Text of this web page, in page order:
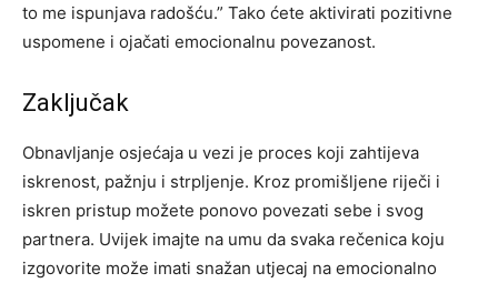
to me ispunjava radošću.” Tako ćete aktivirati pozitivne
uspomene i ojačati emocionalnu povezanost.
Zaključak
Obnavljanje osjećaja u vezi je proces koji zahtijeva
iskrenost, pažnju i strpljenje. Kroz promišljene riječi i
iskren pristup možete ponovo povezati sebe i svog
partnera. Uvijek imajte na umu da svaka rečenica koju
izgovorite može imati snažan utjecaj na emocionalno